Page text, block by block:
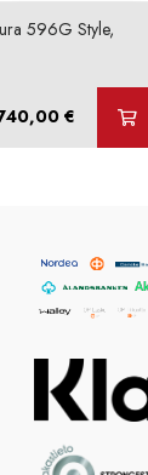
596G Style,
€Hintaluokka: